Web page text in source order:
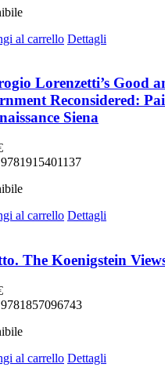
al carrello Dettagli
Lorenzetti’s Good
Reconsidered:
Siena
al carrello Dettagli
The Koenigstein
al carrello Dettagli